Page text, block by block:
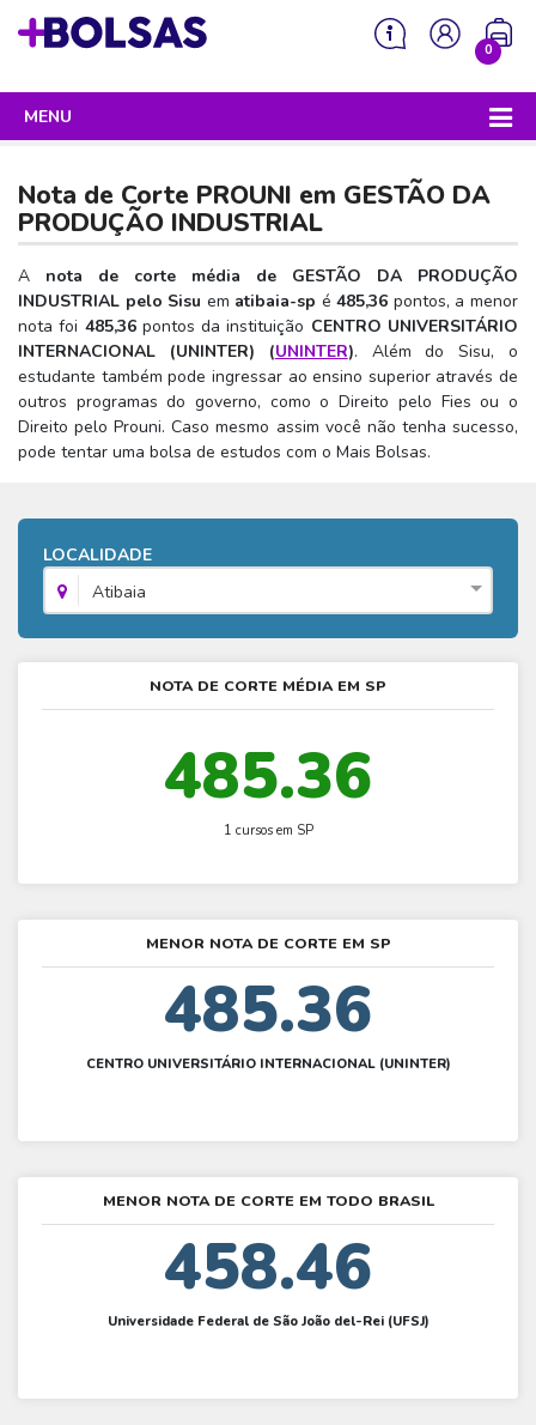
0
Sua mochila está vazia!
MENU
ENEM
Enem 2026 - Tudo o que você precisa saber
Enem – O que é
Enem – Quem pode fazer
Enem – Para que serve
Enem – Como se preparar
Enem – Cartilha redação
Hora do Enem – O que é
Enem – Gabarito oficial
SISU
Sisu 2026 – Tudo o que você precisa saber
SISU – O que é
SISU – Quem pode participar
SISU – Como se inscrever
SISU – Universidades participantes
SISU - Simulador
PROUNI
Prouni 2026 – Tudo o que você precisa saber
Prouni – O que é
Prouni – Quem pode participar
Prouni – Lista de espera
Prouni - Universidades participantes
Prouni – Simulador
FIES
Fies e P-Fies 2026 – Tudo o que você precisa saber
Fies – O que é
Fies – Como fazer a inscrição
Fies e Prouni – Diferença
Fies - Simulador
PRONATEC
SISUTEC
ENARE
Nota de Corte PROUNI em GESTÃO DA
PRODUÇÃO INDUSTRIAL
A nota de corte média de GESTÃO DA PRODUÇÃO
INDUSTRIAL pelo Sisu em atibaia-sp é485,36 pontos, a menor
nota foi 485,36pontos da instituição CENTRO UNIVERSITÁRIO
INTERNACIONAL (UNINTER) (UNINTER). Além do Sisu, o
estudante também pode ingressar ao ensino superior através de
outros programas do governo, como o Direito pelo Fies ou o
Direito pelo Prouni. Caso mesmo assim você não tenha sucesso,
pode tentar uma bolsa de estudos com o Mais Bolsas.
LOCALIDADE
Atibaia
NOTA DE CORTE MÉDIA EM SP
485.36
1 cursos em SP
MENOR NOTA DE CORTE EM SP
485.36
CENTRO UNIVERSITÁRIO INTERNACIONAL (UNINTER)
MENOR NOTA DE CORTE EM TODO BRASIL
458.46
Universidade Federal de São João del-Rei (UFSJ)